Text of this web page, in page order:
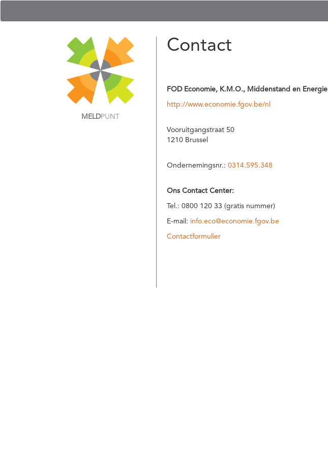
MELDPUNT
Contact
FOD Economie, K.M.O., Middenstand en Energie
http://www.economie.fgov.be/nl
Vooruitgangstraat 50
1210 Brussel
Ondernemingsnr.: 0314.595.348
Ons Contact Center:
Tel.: 0800 120 33 (gratis nummer)
E-mail: info.eco@economie.fgov.be
Contactformulier